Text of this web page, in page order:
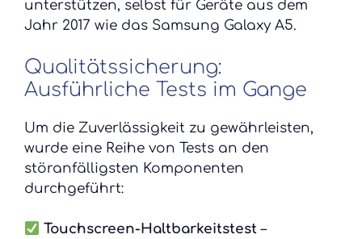
unterstützen, selbst für Geräte aus dem
Jahr 2017 wie das Samsung Galaxy A5.
Qualitätssicherung:
Ausführliche Tests im Gange
Um die Zuverlässigkeit zu gewährleisten,
wurde eine Reihe von Tests an den
störanfälligsten Komponenten
durchgeführt:
Touchscreen-Haltbarkeitstest –